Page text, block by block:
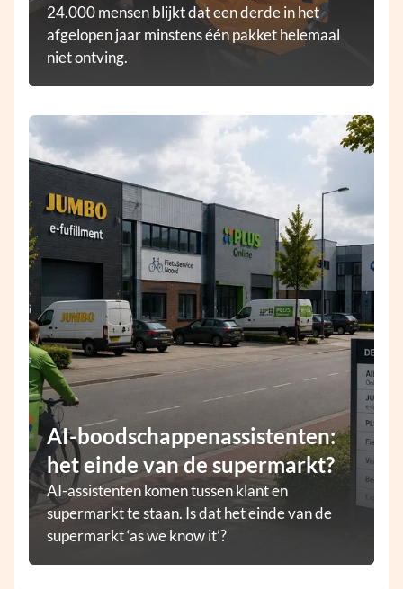
AI-boodschappenassistenten:
het einde van de supermarkt?
AI-assistenten komen tussen klant en
supermarkt te staan. Is dat het einde van de
supermarkt ‘as we know it’?
24.000 mensen blijkt dat een derde in het
afgelopen jaar minstens één pakket helemaal
niet ontving.